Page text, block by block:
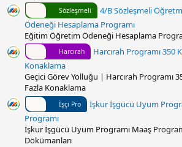
Sözleşmeli
4/B Sözleşmeli
Ödeneği Hesaplama Programı
Eğitim Öğretim Ödeneği Hesaplama
Harcırah
Harcırah Programı 350
Konaklama
Geçici Görev Yolluğu | Harcırah Programı
Fazla Konaklama
İşçi Pro
İşkur İşgücü Uyum
Programı
İşkur İşgücü Uyum Programı Maaş
Dökümanları